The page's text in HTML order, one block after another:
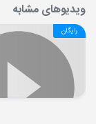
ویدیوهای مشابه
رایگان